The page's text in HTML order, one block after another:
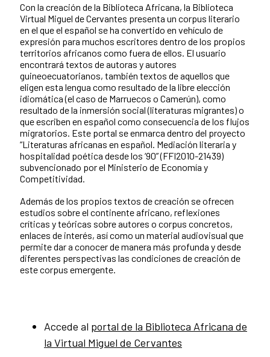
Con la creación de la Biblioteca Africana, la Biblioteca
Virtual Miguel de Cervantes presenta un corpus literario
en el que el español se ha convertido en vehículo de
expresión para muchos escritores dentro de los propios
territorios africanos como fuera de ellos. El usuario
encontrará textos de autoras y autores
guineoecuatorianos, también textos de aquellos que
eligen esta lengua como resultado de la libre elección
idiomática (el caso de Marruecos o Camerún), como
resultado de la inmersión social (literaturas migrantes) o
que escriben en español como consecuencia de los flujos
migratorios. Este portal se enmarca dentro del proyecto
“Literaturas africanas en español. Mediación literaria y
hospitalidad poética desde los ‘90” (FFI2010-21439)
subvencionado por el Ministerio de Economía y
Competitividad.
Además de los propios textos de creación se ofrecen
estudios sobre el continente africano, reflexiones
críticas y teóricas sobre autores o corpus concretos,
enlaces de interés, así como un material audiovisual que
permite dar a conocer de manera más profunda y desde
diferentes perspectivas las condiciones de creación de
este corpus emergente.
Accede al portal de la Biblioteca Africana de
la Virtual Miguel de Cervantes